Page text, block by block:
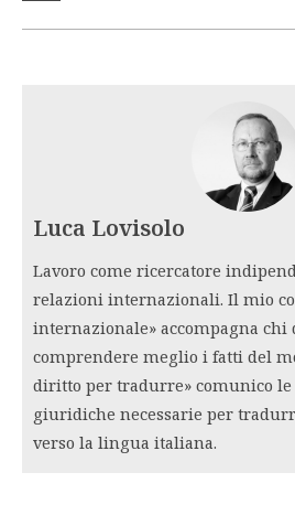
Luca Lovisolo
Lavoro come ricercatore
relazioni internazionali. Il mio
internazionale» accompagna chi
comprendere meglio i fatti del
diritto per tradurre» comunico le
giuridiche necessarie per
verso la lingua italiana.